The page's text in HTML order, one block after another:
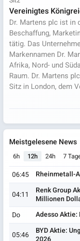
Vereinigtes
Dr. Martens plc ist in
Beschaffung,
tätig. Das
Markennamen Dr.
Afrika, Nord- und
Raum. Dr. Martens
Sitz in London, dem
Meistgelesene News
6h 12h 24h 7
06:45
Rheinmetall-
04:11
Renk Group
Millionen
Do
Adesso
05:46
BYD Aktie: